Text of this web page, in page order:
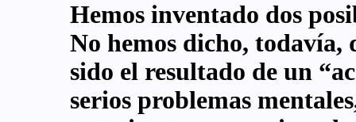
Hemos inventado dos
No hemos dicho, todavía,
sido el resultado de un
serios problemas